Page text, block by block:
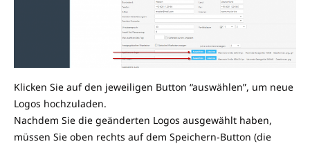
Klicken Sie auf den jeweiligen Button “auswählen”, um neue
Logos hochzuladen.
Nachdem Sie die geänderten Logos ausgewählt haben,
müssen Sie oben rechts auf dem Speichern-Button (die